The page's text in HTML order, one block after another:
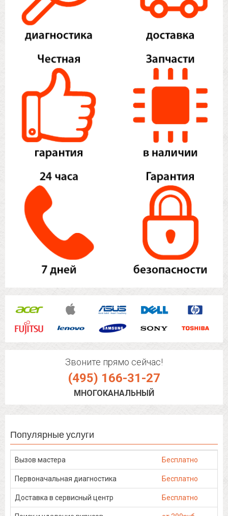
Звоните прямо сейчас!
(495) 166-31-27
МНОГОКАНАЛЬНЫЙ
Популярные услуги
Вызов мастера Бесплатно
Первоначальная диагностика Бесплатно
Доставка в сервисный центр Бесплатно